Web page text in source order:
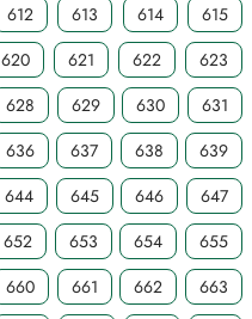
612 613 614
615
620 621 622
623
628 629 630
631
636 637 638
639
644 645 646
647
652 653 654
655
660 661 662
663